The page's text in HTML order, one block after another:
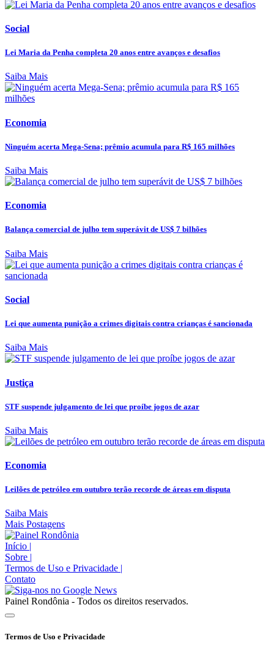
Social
Lei Maria da Penha completa 20 anos entre avanços e desafios
Saiba Mais
Economia
Ninguém acerta Mega-Sena; prêmio acumula para R$ 165 milhões
Saiba Mais
Economia
Balança comercial de julho tem superávit de US$ 7 bilhões
Saiba Mais
Social
Lei que aumenta punição a crimes digitais contra crianças é sancionada
Saiba Mais
Justiça
STF suspende julgamento de lei que proíbe jogos de azar
Saiba Mais
Economia
Leilões de petróleo em outubro terão recorde de áreas em disputa
Saiba Mais
Mais Postagens
Início
Sobre
Termos de Uso e Privacidade
Contato
Painel Rondônia - Todos os direitos reservados.
Termos de Uso e Privacidade